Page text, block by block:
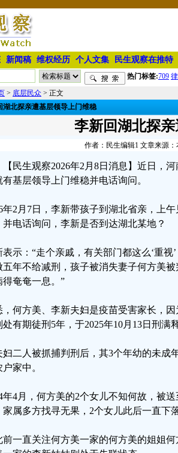
新闻稿 维权经历 个人文集 民生观察在推特
热门标签:709
> 底层民众 > 正文
湖北探亲遭基层领导上门维稳
李新回湖北探
作者：民生编辑1 文章来源：
【民生观察2026年2月8日消息】近日，
有基层领导上门维稳并电话询问。
年2月7日，李新带孩子到湖北省亲，上
并电话询问，李新是否到达湖北某地？
表示：“走个亲戚，有关部门都这么‘重
五年不给减刑，孩子被消失妻子何方美
得奄奄一息。”
，何方美、李新夫妇是疫苗受害家长，
处有期徒刑5年，于2025年10月13日刑满释
妇二人被抓捕判刑后，其3个年幼的未成
家中。
年4月，何方美的2个女儿不知何故，被
家属多方找寻无果，2个女儿此后一直下落
前一直关注何方美一家的何方美的姐姐